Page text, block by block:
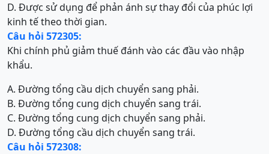
D. Được sử dụng để phản ánh sự thay đổi của phúc lợi
kinh tế theo thời gian.
Câu hỏi 572305:
Khi chính phủ giảm thuế đánh vào các đầu vào nhập
khẩu.
A. Đường tổng cầu dịch chuyển sang phải.
B. Đường tổng cung dịch chuyển sang trái.
C. Đường tổng cung dịch chuyển sang phải.
D. Đường tổng cầu dịch chuyển sang trái.
Câu hỏi 572308: